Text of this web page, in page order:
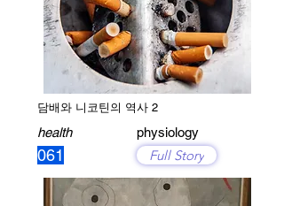
담배와 니코틴의 역사 2
health
061
physiology
Full Story